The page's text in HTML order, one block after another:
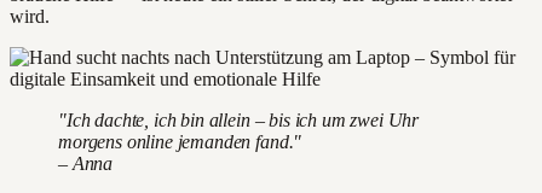
wird.
"Ich dachte, ich bin allein – bis ich um zwei Uhr
morgens online jemanden fand."
– Anna